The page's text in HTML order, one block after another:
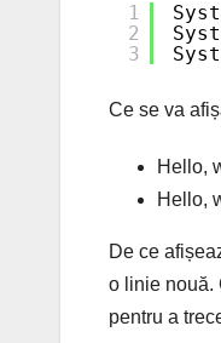
1
2
3
Ce se va
Hello,
Hello,
De ce
o linie nouă.
pentru a